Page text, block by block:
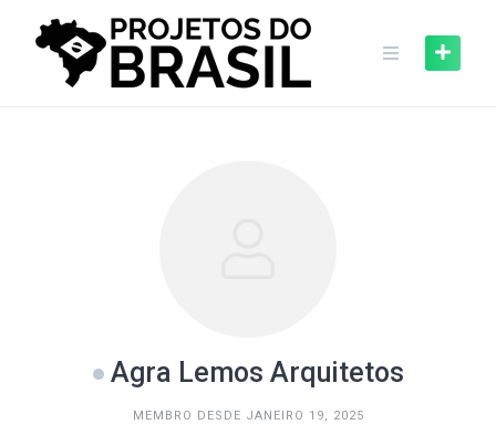
Agra Lemos Arquitetos
MEMBRO DESDE JANEIRO 19, 2025